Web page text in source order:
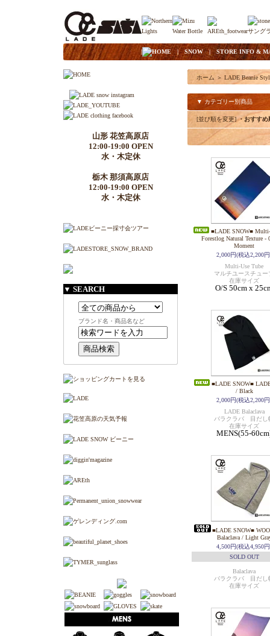
| HOME|SNOW| STORE INFO &
山形 花笠高原店
12:00-19:00 OPEN
水・木定休
栃木 那須高原店
12:00-19:00 OPEN
水・木定休
▼ SEARCH
ブランド名・商品名など
ホーム ＞ LADE Beanie
▼ カテゴリー別商品
[並び順を変更]・おすすめ
■LADE SNOW■ Multi-
Forestlog Natural Texture -
Moment
2,000円(税込2,200
Multi-Use Tube
マルチユースチュー
在庫サイズ
O/S 50cm x
■LADE SNOW■
/ Black
2,000円(税込2,200
LADE Balaclava
バラクラバ 目だし
在庫サイズ
MENS(55-
■LADE SNOW■
Balaclava / Light
4,500円(税込4,950
SOLD OUT
Balaclava
バラクラバ 目だし
在庫サイズ